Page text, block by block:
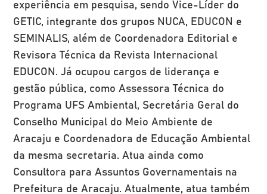
experiência em pesquisa, sendo Vice-Líder do
GETIC, integrante dos grupos NUCA, EDUCON e
SEMINALIS, além de Coordenadora Editorial e
Revisora Técnica da Revista Internacional
EDUCON. Já ocupou cargos de liderança e
gestão pública, como Assessora Técnica do
Programa UFS Ambiental, Secretária Geral do
Conselho Municipal do Meio Ambiente de
Aracaju e Coordenadora de Educação Ambiental
da mesma secretaria. Atua ainda como
Consultora para Assuntos Governamentais na
Prefeitura de Aracaju. Atualmente, atua também